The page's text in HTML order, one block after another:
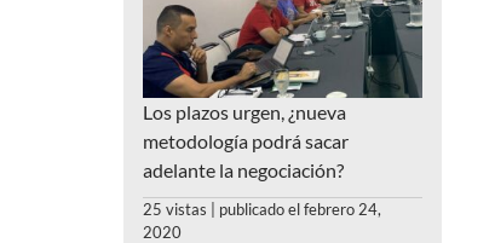
Los plazos urgen, ¿nueva
metodología podrá sacar
adelante la negociación?
25 vistas
publicado el febrero 24,
2020